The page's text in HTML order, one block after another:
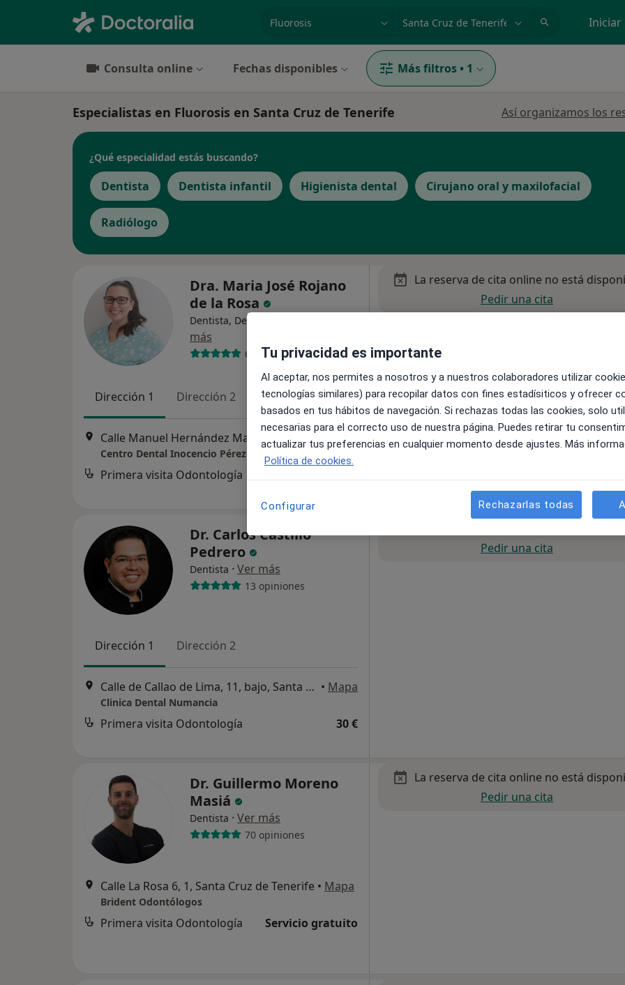
Iniciar
Consulta online Fechas disponibles Más filtros • 1
Especialistas en Fluorosis en Santa Cruz de Tenerife Así organizamos los
¿Qué especialidad estás buscando?
Dentista Dentista infantil Higienista dental Cirujano oral y maxilofacial
Radiólogo
Dra. Maria José Rojano
de la Rosa
Dentista, Dentista infantil
más
6 opiniones
Dirección 1 Dirección 2
Calle Manuel Hernández Martín, 20 bajo, San Cristóbal de la Laguna Mapa
Centro Dental Inocencio Pérez Santos
Primera visita Odontología
La reserva de cita online no está
Pedir una cita
Dr. Carlos Castillo
Pedrero
Dentista · Ver más
13 opiniones
Dirección 1 Dirección 2
Calle de Callao de Lima, 11, bajo, Santa Cruz de Tenerife • Mapa
Clinica Dental Numancia
Primera visita Odontología 30 €
Pedir una cita
Dr. Guillermo Moreno
Masiá
Dentista · Ver más
70 opiniones
Calle La Rosa 6, 1, Santa Cruz de Tenerife • Mapa
Brident Odontólogos
Primera visita Odontología Servicio gratuito
La reserva de cita online no está
Pedir una cita
Tu privacidad es importante
Al aceptar, nos permites a nosotros y a nuestros colaboradores utilizar
tecnologías similares) para recopilar datos con fines estadísiticos y ofrecer
basados en tus hábitos de navegación. Si rechazas todas las cookies, solo
necesarias para el correcto uso de nuestra página. Puedes retirar tu
actualizar tus preferencias en cualquier momento desde ajustes. Más
Política de cookies.
Configurar Rechazarlas todas